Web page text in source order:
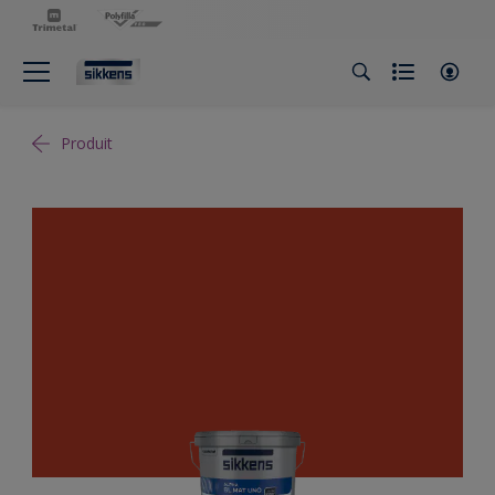
Produit